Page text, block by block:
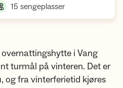
15 sengeplasser,
overnattingshytte i Vang
turmål på vinteren. Det er
og fra vinterferietid kjøres